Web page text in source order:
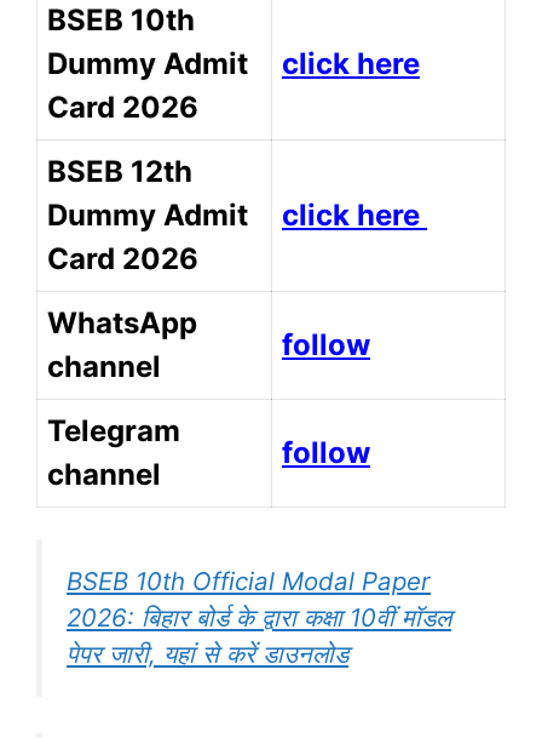
BSEB 10th
Dummy Admit
Card 2026
click here
BSEB 12th
Dummy Admit
Card 2026
click here
WhatsApp
channel
follow
Telegram
channel
follow
BSEB 10th Official Modal Paper
2026: बिहार बोर्ड के द्वारा कक्षा 10वीं मॉडल
पेपर जारी, यहां से करें डाउनलोड